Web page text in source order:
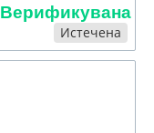
Верификувана
Истечена